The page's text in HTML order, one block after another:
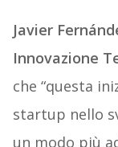
Javier
Innovazione
che “questa
startup nello
un modo più